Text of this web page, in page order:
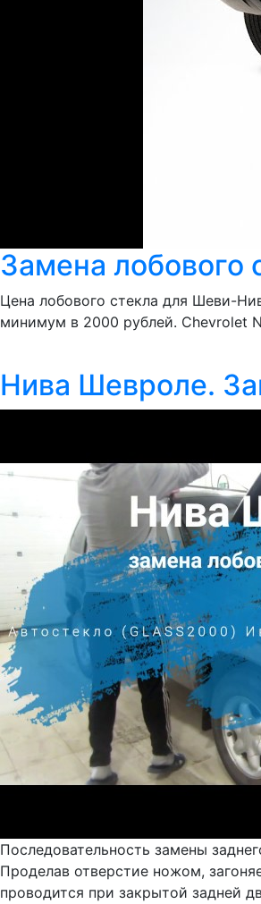
Замена лобового
Цена лобового стекла для Шеви-
минимум в 2000 рублей. Chevrolet
Нива Шевроле.
Последовательность замены
Проделав отверстие ножом,
проводится при закрытой задней